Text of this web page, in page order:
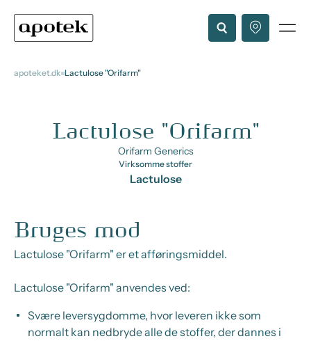
apoteket.dk Lactulose "Orifarm"
Lactulose "Orifarm"
Orifarm Generics
Virksomme stoffer
Lactulose
Bruges mod
Lactulose "Orifarm" er et afføringsmiddel.
Lactulose "Orifarm" anvendes ved:
Svære leversygdomme, hvor leveren ikke som
normalt kan nedbryde alle de stoffer, der dannes i